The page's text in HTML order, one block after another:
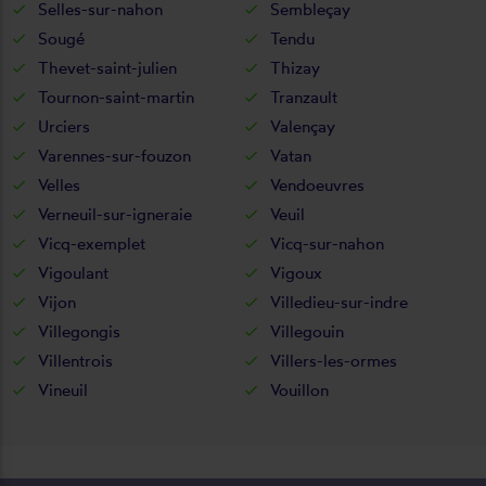
Selles-sur-nahon
Sembleçay
Sougé
Tendu
Thevet-saint-julien
Thizay
Tournon-saint-martin
Tranzault
Urciers
Valençay
Varennes-sur-fouzon
Vatan
Velles
Vendoeuvres
Verneuil-sur-igneraie
Veuil
Vicq-exemplet
Vicq-sur-nahon
Vigoulant
Vigoux
Vijon
Villedieu-sur-indre
Villegongis
Villegouin
Villentrois
Villers-les-ormes
Vineuil
Vouillon